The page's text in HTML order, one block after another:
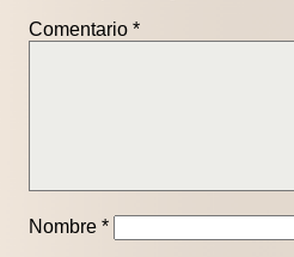
Comentario *
Nombre *